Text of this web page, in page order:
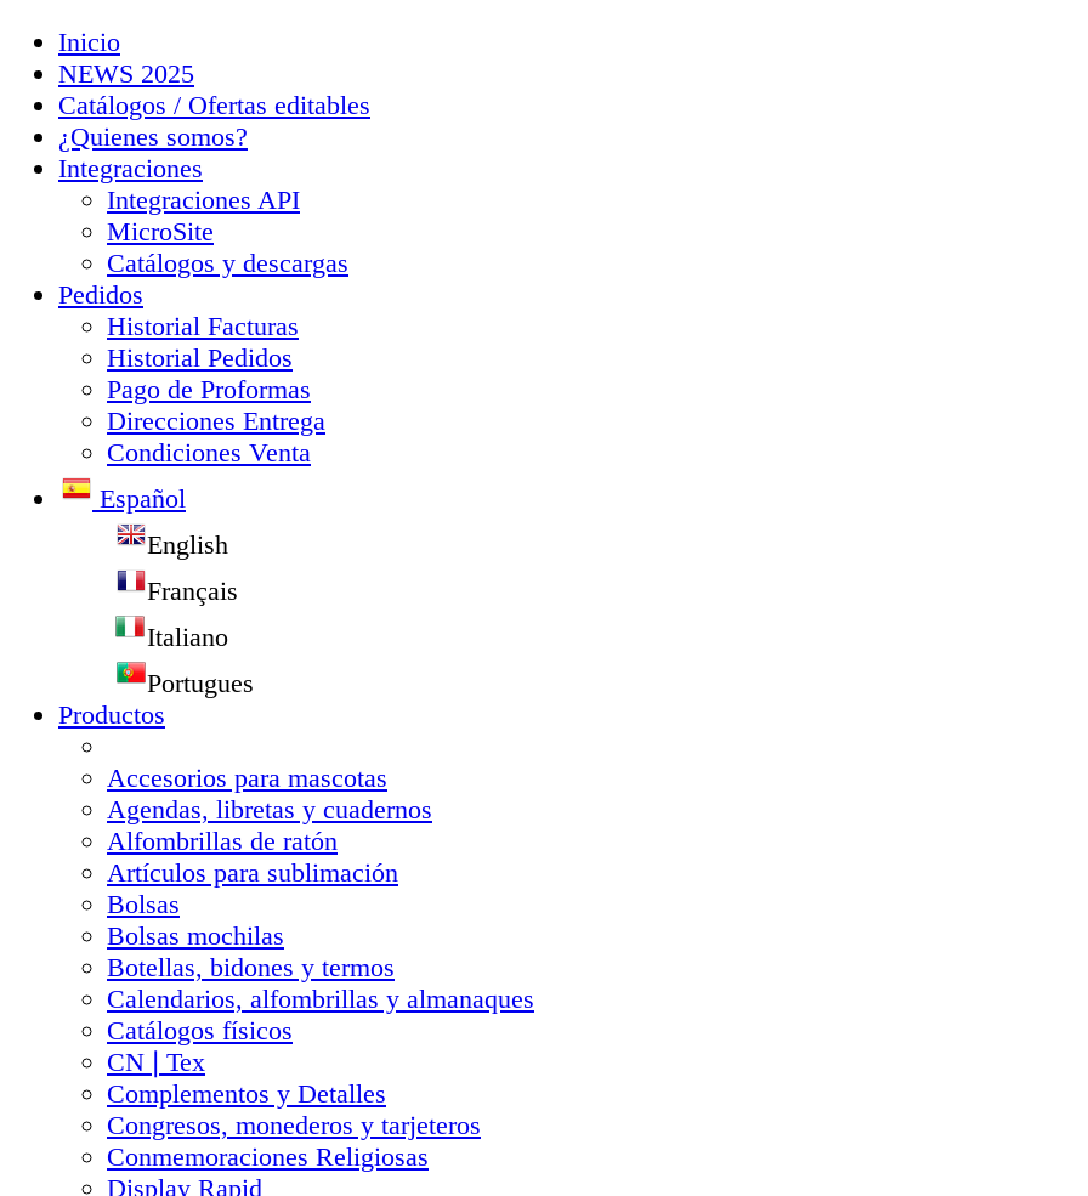
Inicio
NEWS 2025
Catálogos / Ofertas editables
¿Quienes somos?
Integraciones
Integraciones API
MicroSite
Catálogos y descargas
Pedidos
Historial Facturas
Historial Pedidos
Pago de Proformas
Direcciones Entrega
Condiciones Venta
Español
English
Français
Italiano
Portugues
Productos
Accesorios para mascotas
Agendas, libretas y cuadernos
Alfombrillas de ratón
Artículos para sublimación
Bolsas
Bolsas mochilas
Botellas, bidones y termos
Calendarios, alfombrillas y almanaques
Catálogos físicos
CN❘Tex
Complementos y Detalles
Congresos, monederos y tarjeteros
Conmemoraciones Religiosas
Display Rapid